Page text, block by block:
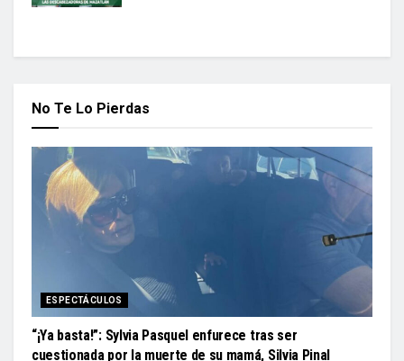
No Te Lo Pierdas
ESPECTÁCULOS
“¡Ya basta!”: Sylvia Pasquel enfurece tras ser
cuestionada por la muerte de su mamá, Silvia Pinal